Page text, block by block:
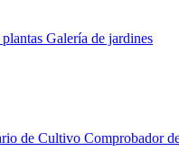
Galería de jardines
de Cultivo Comprobador